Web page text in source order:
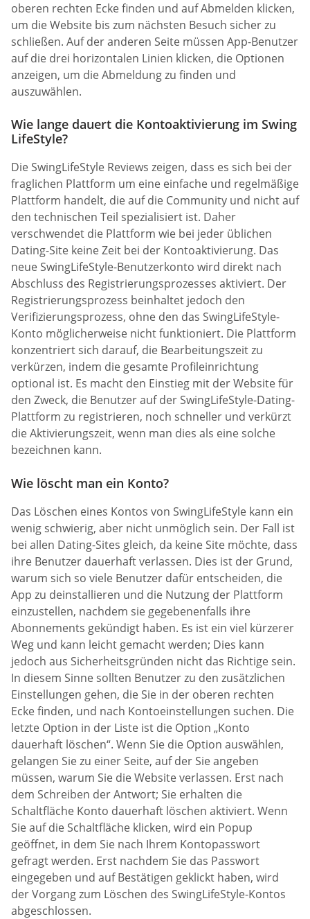
oberen rechten Ecke finden und auf Abmelden klicken,
um die Website bis zum nächsten Besuch sicher zu
schließen. Auf der anderen Seite müssen App-Benutzer
auf die drei horizontalen Linien klicken, die Optionen
anzeigen, um die Abmeldung zu finden und
auszuwählen.
Wie lange dauert die Kontoaktivierung im Swing
LifeStyle?
Die SwingLifeStyle Reviews zeigen, dass es sich bei der
fraglichen Plattform um eine einfache und regelmäßige
Plattform handelt, die auf die Community und nicht auf
den technischen Teil spezialisiert ist. Daher
verschwendet die Plattform wie bei jeder üblichen
Dating-Site keine Zeit bei der Kontoaktivierung. Das
neue SwingLifeStyle-Benutzerkonto wird direkt nach
Abschluss des Registrierungsprozesses aktiviert. Der
Registrierungsprozess beinhaltet jedoch den
Verifizierungsprozess, ohne den das SwingLifeStyle-
Konto möglicherweise nicht funktioniert. Die Plattform
konzentriert sich darauf, die Bearbeitungszeit zu
verkürzen, indem die gesamte Profileinrichtung
optional ist. Es macht den Einstieg mit der Website für
den Zweck, die Benutzer auf der SwingLifeStyle-Dating-
Plattform zu registrieren, noch schneller und verkürzt
die Aktivierungszeit, wenn man dies als eine solche
bezeichnen kann.
Wie löscht man ein Konto?
Das Löschen eines Kontos von SwingLifeStyle kann ein
wenig schwierig, aber nicht unmöglich sein. Der Fall ist
bei allen Dating-Sites gleich, da keine Site möchte, dass
ihre Benutzer dauerhaft verlassen. Dies ist der Grund,
warum sich so viele Benutzer dafür entscheiden, die
App zu deinstallieren und die Nutzung der Plattform
einzustellen, nachdem sie gegebenenfalls ihre
Abonnements gekündigt haben. Es ist ein viel kürzerer
Weg und kann leicht gemacht werden; Dies kann
jedoch aus Sicherheitsgründen nicht das Richtige sein.
In diesem Sinne sollten Benutzer zu den zusätzlichen
Einstellungen gehen, die Sie in der oberen rechten
Ecke finden, und nach Kontoeinstellungen suchen. Die
letzte Option in der Liste ist die Option „Konto
dauerhaft löschen“. Wenn Sie die Option auswählen,
gelangen Sie zu einer Seite, auf der Sie angeben
müssen, warum Sie die Website verlassen. Erst nach
dem Schreiben der Antwort; Sie erhalten die
Schaltfläche Konto dauerhaft löschen aktiviert. Wenn
Sie auf die Schaltfläche klicken, wird ein Popup
geöffnet, in dem Sie nach Ihrem Kontopasswort
gefragt werden. Erst nachdem Sie das Passwort
eingegeben und auf Bestätigen geklickt haben, wird
der Vorgang zum Löschen des SwingLifeStyle-Kontos
abgeschlossen.